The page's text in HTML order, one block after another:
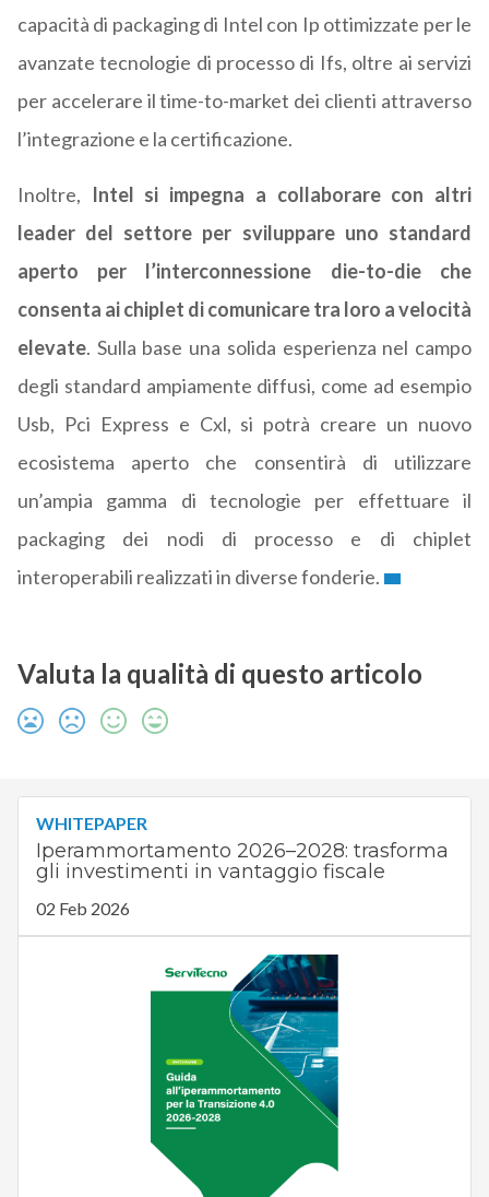
capacità di packaging di Intel con Ip ottimizzate per le
avanzate tecnologie di processo di Ifs, oltre ai servizi
per accelerare il time-to-market dei clienti attraverso
l’integrazione e la certificazione.
Inoltre, Intel si impegna a collaborare con altri
leader del settore per sviluppare uno standard
aperto per l’interconnessione die-to-die che
consenta ai chiplet di comunicare tra loro a velocità
elevate. Sulla base una solida esperienza nel campo
degli standard ampiamente diffusi, come ad esempio
Usb, Pci Express e Cxl, si potrà creare un nuovo
ecosistema aperto che consentirà di utilizzare
un’ampia gamma di tecnologie per effettuare il
packaging dei nodi di processo e di chiplet
interoperabili realizzati in diverse fonderie.
Valuta la qualità di questo articolo
WHITEPAPER
Iperammortamento 2026–2028: trasforma
gli investimenti in vantaggio fiscale
02 Feb 2026